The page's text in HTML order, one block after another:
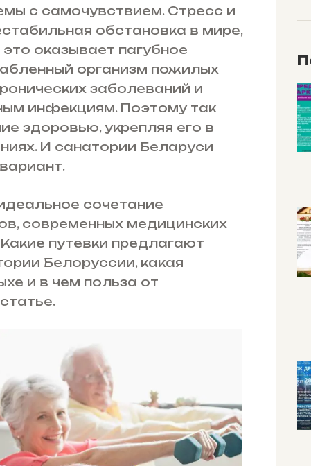
с самочувствием. Стресс и
обстановка в мире,
оказывает пагубное
организм пожилых
заболеваний и
инфекциям. Поэтому так
здоровью, укрепляя его в
И санатории Беларуси
сочетание
современных медицинских
путевки предлагают
Белоруссии, какая
и в чем польза от